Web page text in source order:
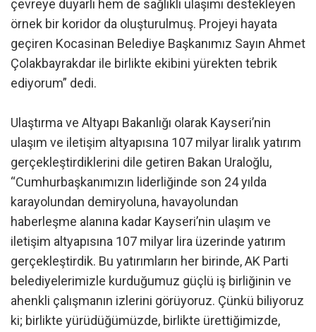
çevreye duyarlı hem de sağlıklı ulaşımı destekleyen
örnek bir koridor da oluşturulmuş. Projeyi hayata
geçiren Kocasinan Belediye Başkanımız Sayın Ahmet
Çolakbayrakdar ile birlikte ekibini yürekten tebrik
ediyorum” dedi.
Ulaştırma ve Altyapı Bakanlığı olarak Kayseri’nin
ulaşım ve iletişim altyapısına 107 milyar liralık yatırım
gerçekleştirdiklerini dile getiren Bakan Uraloğlu,
“Cumhurbaşkanımızın liderliğinde son 24 yılda
karayolundan demiryoluna, havayolundan
haberleşme alanına kadar Kayseri’nin ulaşım ve
iletişim altyapısına 107 milyar lira üzerinde yatırım
gerçekleştirdik. Bu yatırımların her birinde, AK Parti
belediyelerimizle kurduğumuz güçlü iş birliğinin ve
ahenkli çalışmanın izlerini görüyoruz. Çünkü biliyoruz
ki; birlikte yürüdüğümüzde, birlikte ürettiğimizde,